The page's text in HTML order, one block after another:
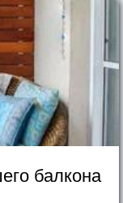
балкона